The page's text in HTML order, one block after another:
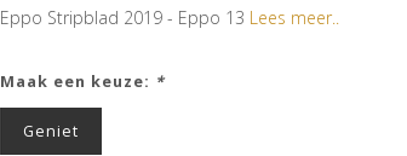
Eppo Stripblad 2019 - Eppo 13 Lees meer..
Maak een keuze: *
Geniet